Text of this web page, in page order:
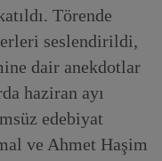
Törende
seslendirildi,
dair anekdotlar
haziran ayı
edebiyat
ve Ahmet Haşim